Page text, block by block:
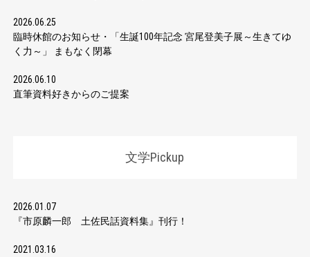
2026.06.25
臨時休館のお知らせ・「生誕100年記念 宮尾登美子展～生きてゆ
く力～」 まもなく閉幕
2026.06.10
直筆資料好きからのご提案
文学Pickup
2026.01.07
『市原麟一郎 土佐民話資料集』刊行！
2021.03.16